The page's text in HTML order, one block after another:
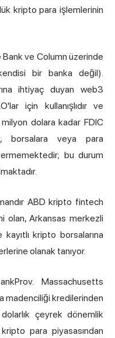
kripto para işlemlerinin
Bank ve Column üzerinde
bir banka değil).
ihtiyaç duyan web3
için kullanışlıdır ve
milyon dolara kadar FDIC
borsalara veya para
bu durum
ABD kripto fintech
olan, Arkansas merkezli
kripto borsalarına
olanak tanıyor.
Massachusetts
madenciliği kredilerinden
çeyrek dönemlik
kripto para piyasasından